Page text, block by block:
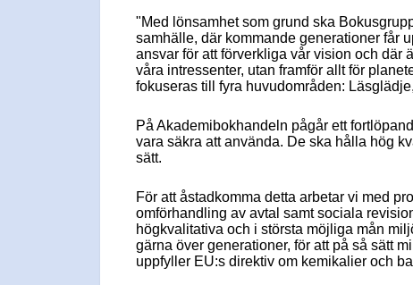
"Med lönsamhet som grund ska
samhälle, där kommande generationer får
ansvar för att förverkliga vår vision och där
våra intressenter, utan framför allt för
fokuseras till fyra huvudområden:
På Akademibokhandeln pågår ett
vara säkra att använda. De ska hålla hög
sätt.
För att åstadkomma detta arbetar vi med
omförhandling av avtal samt sociala
högkvalitativa och i största möjliga mån
gärna över generationer, för att på så sätt
uppfyller EU:s direktiv om kemikalier och